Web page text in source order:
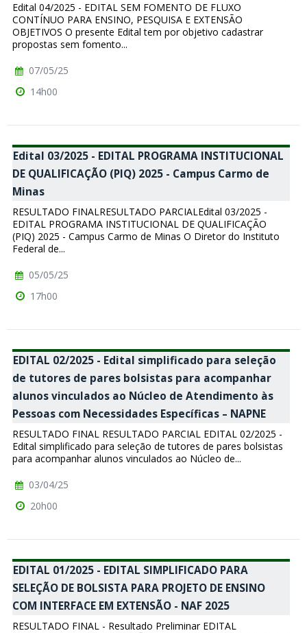
Edital 04/2025 - EDITAL SEM FOMENTO DE FLUXO
CONTÍNUO PARA ENSINO, PESQUISA E EXTENSÃO
OBJETIVOS O presente Edital tem por objetivo cadastrar
propostas sem fomento...
07/05/25
14h00
Edital 03/2025 - EDITAL PROGRAMA INSTITUCIONAL
DE QUALIFICAÇÃO (PIQ) 2025 - Campus Carmo de
Minas
RESULTADO FINALRESULTADO PARCIALEdital 03/2025 -
EDITAL PROGRAMA INSTITUCIONAL DE QUALIFICAÇÃO
(PIQ) 2025 - Campus Carmo de Minas O Diretor do Instituto
Federal de...
05/05/25
17h00
EDITAL 02/2025 - Edital simplificado para seleção
de tutores de pares bolsistas para acompanhar
alunos vinculados ao Núcleo de Atendimento às
Pessoas com Necessidades Específicas – NAPNE
RESULTADO FINAL RESULTADO PARCIAL EDITAL 02/2025 -
Edital simplificado para seleção de tutores de pares bolsistas
para acompanhar alunos vinculados ao Núcleo de...
03/04/25
20h00
EDITAL 01/2025 - EDITAL SIMPLIFICADO PARA
SELEÇÃO DE BOLSISTA PARA PROJETO DE ENSINO
COM INTERFACE EM EXTENSÃO - NAF 2025
RESULTADO FINAL - Resultado Preliminar EDITAL